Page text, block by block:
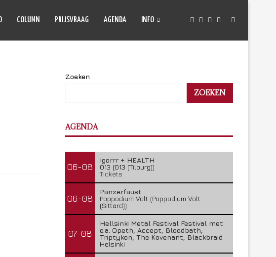
COLUMN PRIJSVRAAG AGENDA INFO
Zoeken
ZOEKEN
AGENDA
06-08
Igorrr + HEALTH
013 (013 (Tilburg))
Tickets
06-08
Panzerfaust
Poppodium Volt (Poppodium Volt
(Sittard))
07-08
Hellsinki Metal Festival Festival met
o.a. Opeth, Accept, Bloodbath,
Triptykon, The Kovenant, Blackbraid
Helsinki